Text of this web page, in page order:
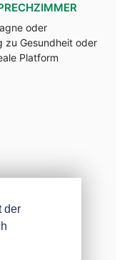
oder
zu Gesundheit oder
Platform
der